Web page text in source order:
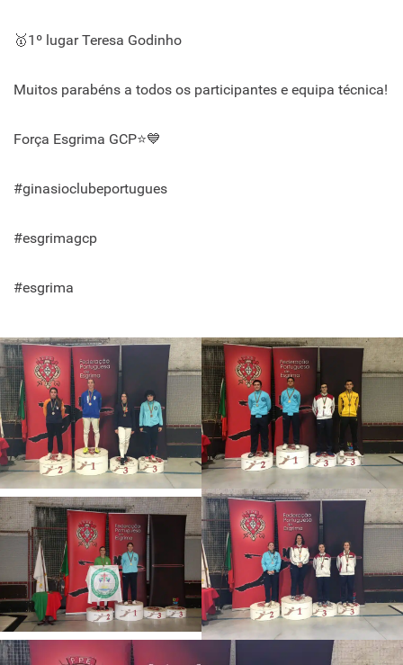
🥇1º lugar Teresa Godinho
Muitos parabéns a todos os participantes e equipa técnica!
Força Esgrima GCP⭐💙
#ginasioclubeportugues
#esgrimagcp
#esgrima